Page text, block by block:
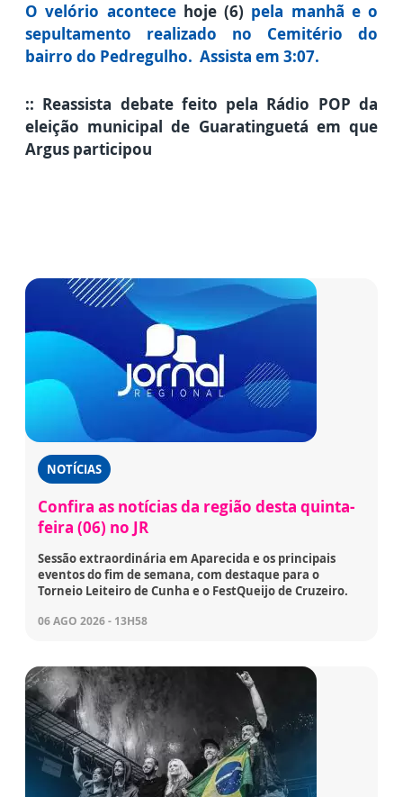
O velório acontece hoje (6) pela manhã e o
sepultamento realizado no Cemitério do
bairro do Pedregulho. Assista em 3:07.
:: Reassista debate feito pela Rádio POP da
eleição municipal de Guaratinguetá em que
Argus participou
NOTÍCIAS
Confira as notícias da região desta quinta-
feira (06) no JR
Sessão extraordinária em Aparecida e os principais
eventos do fim de semana, com destaque para o
Torneio Leiteiro de Cunha e o FestQueijo de Cruzeiro.
06 AGO 2026 - 13H58